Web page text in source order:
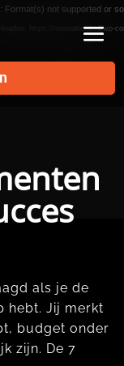
Format(s) not supported or
https://renovatienu.nl/wp-
als je de
hebt.​ Jij merkt
budget onder
zijn.​ De 7